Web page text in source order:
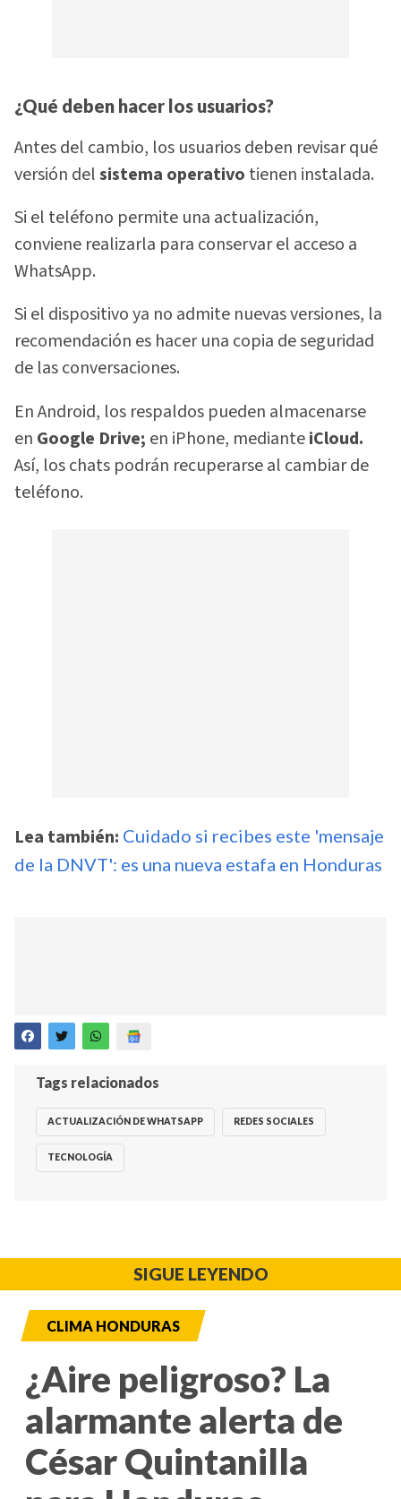
¿Qué deben hacer los usuarios?
Antes del cambio, los usuarios deben revisar qué
versión delsistema operativo tienen instalada.
Si el teléfono permite una actualización,
conviene realizarla para conservar el acceso a
WhatsApp.
Si el dispositivo ya no admite nuevas versiones, la
recomendación es hacer una copia de seguridad
de las conversaciones.
En Android, los respaldos pueden almacenarse
en Google Drive; en iPhone, medianteiCloud.
Así, los chats podrán recuperarse al cambiar de
teléfono.
Lea también: Cuidado si recibes este 'mensaje
de la DNVT': es una nueva estafa en Honduras
Tags relacionados
ACTUALIZACIÓN DE WHATSAPP REDES SOCIALES
TECNOLOGÍA
SIGUE LEYENDO
CLIMA HONDURAS
¿Aire peligroso? La
alarmante alerta de
César Quintanilla